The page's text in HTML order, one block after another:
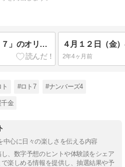
４月２６日（金）の「ロト７」のオリジナル予想
2年4ヶ月前
#ロト7 #ナンバーズ4
金
中心に日々の楽しさを伝える内容
、数字予想のヒントや体験談をシェア
楽しめる情報を提供し、抽選結果や予